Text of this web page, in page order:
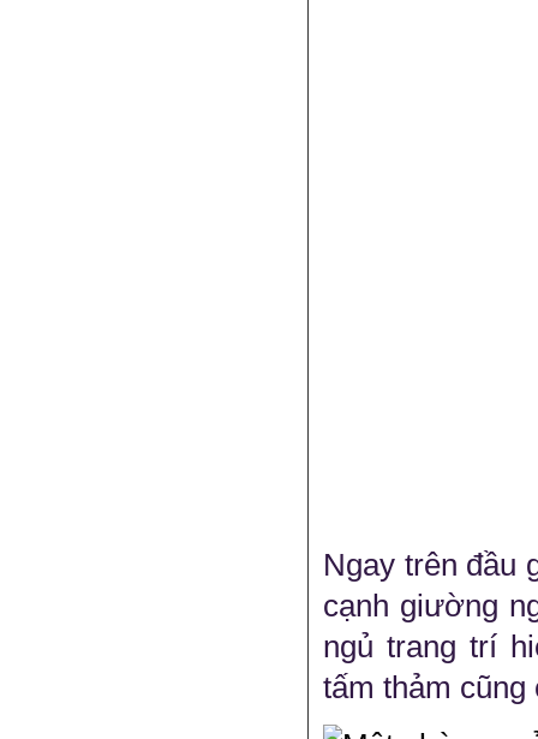
Ngay trên đầu
cạnh giường
ngủ trang trí
tấm thảm